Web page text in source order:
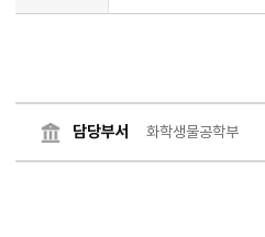
담당부서 화학생물공학부